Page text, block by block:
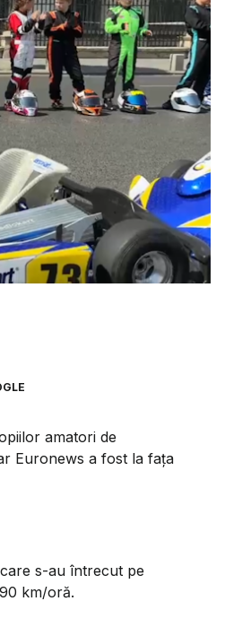
amatori de
Euronews a fost la fața
s-au întrecut pe
km/oră.